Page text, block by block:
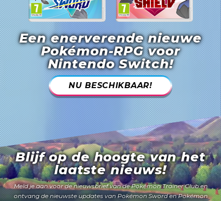
Een enerverende nieuwe
Pokémon-RPG voor
Nintendo Switch!
NU BESCHIKBAAR!
Blijf op de hoogte van het
laatste nieuws!
Meld je aan voor de nieuwsbrief van de Pokémon Trainer Club en
ontvang de nieuwste updates van Pokémon SwordenPokémon